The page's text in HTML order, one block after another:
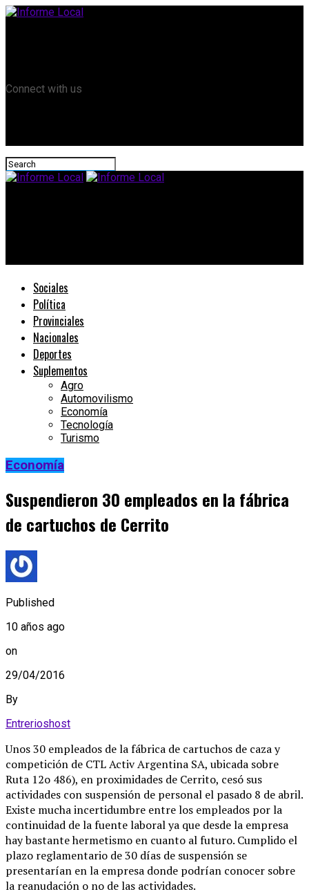
Connect with us
Sociales
Política
Provinciales
Nacionales
Deportes
Suplementos
Agro
Automovilismo
Economía
Tecnología
Turismo
Economía
Suspendieron 30 empleados en la fábrica
de cartuchos de Cerrito
Published
10 años ago
on
29/04/2016
By
Entrerioshost
Unos 30 empleados de la fábrica de cartuchos de caza y
competición de CTL Activ Argentina SA, ubicada sobre
Ruta 12o 486), en proximidades de Cerrito, cesó sus
actividades con suspensión de personal el pasado 8 de abril.
Existe mucha incertidumbre entre los empleados por la
continuidad de la fuente laboral ya que desde la empresa
hay bastante hermetismo en cuanto al futuro. Cumplido el
plazo reglamentario de 30 días de suspensión se
presentarían en la empresa donde podrían conocer sobre
la reanudación o no de las actividades.